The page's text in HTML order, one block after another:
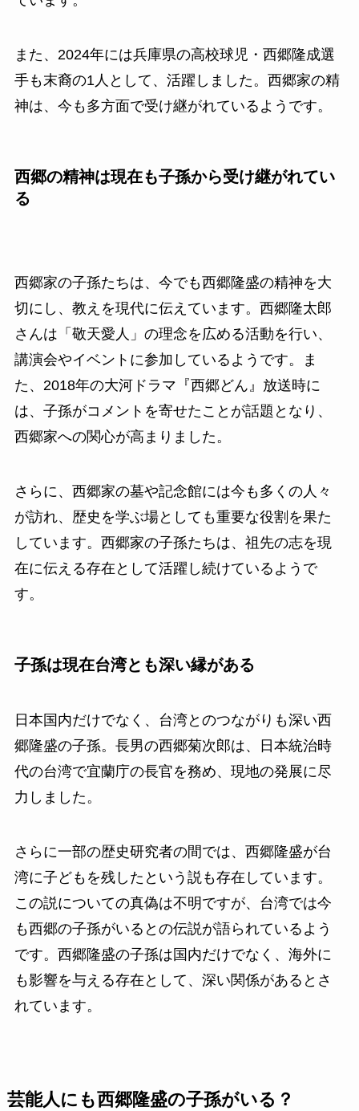
また、2024年には兵庫県の高校球児・西郷隆成選
手も末裔の1人として、活躍しました。西郷家の精
神は、今も多方面で受け継がれているようです。
西郷の精神は現在も子孫から受け継がれてい
る
西郷家の子孫たちは、今でも西郷隆盛の精神を大
切にし、教えを現代に伝えています。西郷隆太郎
さんは「敬天愛人」の理念を広める活動を行い、
講演会やイベントに参加しているようです。ま
た、2018年の大河ドラマ『西郷どん』放送時に
は、子孫がコメントを寄せたことが話題となり、
西郷家への関心が高まりました。
さらに、西郷家の墓や記念館には今も多くの人々
が訪れ、歴史を学ぶ場としても重要な役割を果た
しています。西郷家の子孫たちは、祖先の志を現
在に伝える存在として活躍し続けているようで
す。
子孫は現在台湾とも深い縁がある
日本国内だけでなく、台湾とのつながりも深い西
郷隆盛の子孫。長男の西郷菊次郎は、日本統治時
代の台湾で宜蘭庁の長官を務め、現地の発展に尽
力しました。
さらに一部の歴史研究者の間では、西郷隆盛が台
湾に子どもを残したという説も存在しています。
この説についての真偽は不明ですが、台湾では今
も西郷の子孫がいるとの伝説が語られているよう
です。西郷隆盛の子孫は国内だけでなく、海外に
も影響を与える存在として、深い関係があるとさ
れています。
芸能人にも西郷隆盛の子孫がいる？